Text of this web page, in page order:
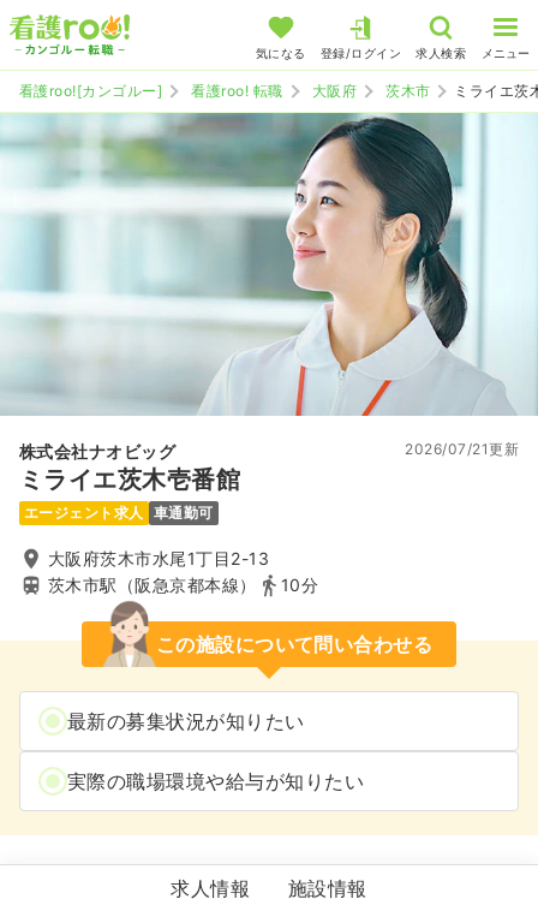
気になる 登録/ログイン 求人検索 メニュー
看護roo![カンゴルー] 看護roo! 転職 大阪府 茨木市 ミライエ茨
株式会社ナオビッグ
ミライエ茨木壱番館
2026/07/21更新
エージェント求人 車通勤可
大阪府茨木市水尾1丁目2-13
茨木市駅（阪急京都本線）
10分
この施設について問い合わせる
最新の募集状況が知りたい
実際の職場環境や給与が知りたい
ミライエ茨木壱番館
求人情報 施設情報